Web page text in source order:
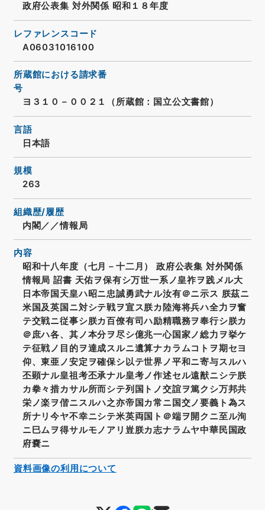
政府公表集 対外関係 昭和１８年度
レファレンスコード
A06031016100
所蔵館における請求番
号
ヨ３１０－００２１（所蔵館：国立公文書館）
言語
日本語
規模
263
組織歴/履歴
内閣／／情報局
内容
昭和十八年度（七月－十二月） 政府公表集 対外関係
情報局 詔書 天佑ヲ保有シ万世一系ノ皇祚ヲ践メル大
日本帝国天皇ハ昭ニ忠誠勇武ナル汝有＠ニ示ス 朕茲ニ
米国及英国ニ対シテ戦ヲ宣ス朕カ陸海将兵ハ全力ヲ奮
テ交戦ニ従事シ朕カ百僚有司ハ励精職務ヲ奉行シ朕カ
＠庶ハ各、其ノ本分ヲ尽シ億兆一心国家ノ総力ヲ挙ケ
テ征戦ノ目的ヲ達成スルニ遺算ナカラムコトヲ期セヨ
仰、東亜ノ安定ヲ確保シ以テ世界ノ平和ニ寄与スルハ
丕顕ナル皇祖考丕承ナル皇考ノ作述セル遠猷ニシテ朕
カ拳々措カサル所而シテ列国トノ交誼ヲ篤クシ万邦共
栄ノ楽ヲ偕ニスルハ之亦帝国カ常ニ国交ノ要義ト為ス
所ナリ今ヤ不幸ニシテ米英両国ト＠端ヲ開クニ至ル洵
ニ巳ムヲ得サルモノアリ豈朕カ志ナラムヤ中華民国政
府嚢ニ
資料画像の利用について